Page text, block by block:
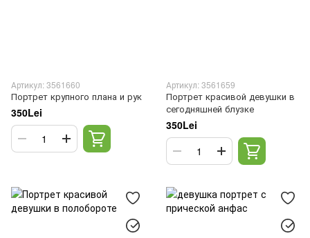
Артикул: 3561660
Портрет крупного плана и рук
350Lei
Артикул: 3561659
Портрет красивой девушки в
сегодняшней блузке
350Lei